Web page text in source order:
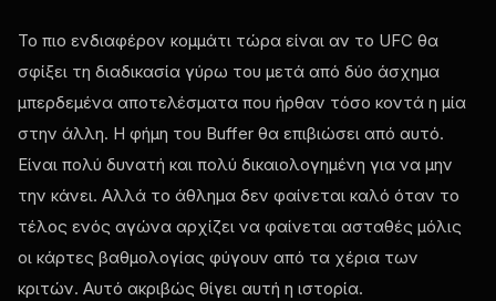
Το πιο ενδιαφέρον κομμάτι τώρα είναι αν το UFC θα
σφίξει τη διαδικασία γύρω του μετά από δύο άσχημα
μπερδεμένα αποτελέσματα που ήρθαν τόσο κοντά η μία
στην άλλη. Η φήμη του Buffer θα επιβιώσει από αυτό.
Είναι πολύ δυνατή και πολύ δικαιολογημένη για να μην
την κάνει. Αλλά το άθλημα δεν φαίνεται καλό όταν το
τέλος ενός αγώνα αρχίζει να φαίνεται ασταθές μόλις
οι κάρτες βαθμολογίας φύγουν από τα χέρια των
κριτών. Αυτό ακριβώς θίγει αυτή η ιστορία.